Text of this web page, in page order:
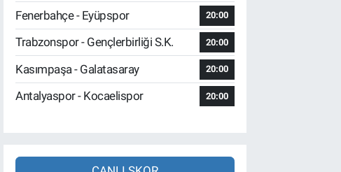
Fenerbahçe - Eyüpspor 20:00
Trabzonspor - Gençlerbirliği S.K. 20:00
Kasımpaşa - Galatasaray 20:00
Antalyaspor - Kocaelispor 20:00